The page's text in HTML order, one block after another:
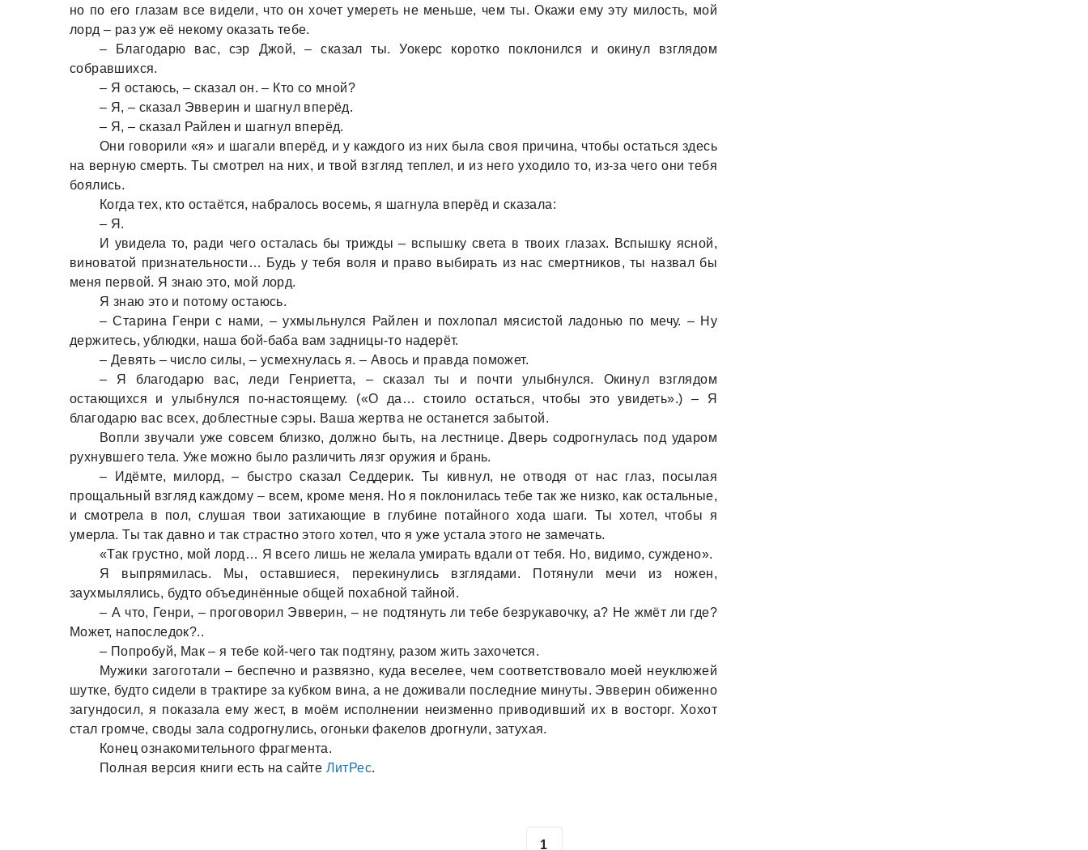
но по его глазам все видели, что он хочет умереть не меньше, чем ты. Окажи ему эту милость, мой
лорд – раз уж её некому оказать тебе.
– Благодарю вас, сэр Джой, – сказал ты. Уокерс коротко поклонился и окинул взглядом
собравшихся.
– Я остаюсь, – сказал он. – Кто со мной?
– Я, – сказал Эвверин и шагнул вперёд.
– Я, – сказал Райлен и шагнул вперёд.
Они говорили «я» и шагали вперёд, и у каждого из них была своя причина, чтобы остаться здесь
на верную смерть. Ты смотрел на них, и твой взгляд теплел, и из него уходило то, из-за чего они тебя
боялись.
Когда тех, кто остаётся, набралось восемь, я шагнула вперёд и сказала:
– Я.
И увидела то, ради чего осталась бы трижды – вспышку света в твоих глазах. Вспышку ясной,
виноватой признательности… Будь у тебя воля и право выбирать из нас смертников, ты назвал бы
меня первой. Я знаю это, мой лорд.
Я знаю это и потому остаюсь.
– Старина Генри с нами, – ухмыльнулся Райлен и похлопал мясистой ладонью по мечу. – Ну
держитесь, ублюдки, наша бой-баба вам задницы-то надерёт.
– Девять – число силы, – усмехнулась я. – Авось и правда поможет.
– Я благодарю вас, леди Генриетта, – сказал ты и почти улыбнулся. Окинул взглядом
остающихся и улыбнулся по-настоящему. («О да… стоило остаться, чтобы это увидеть».) – Я
благодарю вас всех, доблестные сэры. Ваша жертва не останется забытой.
Вопли звучали уже совсем близко, должно быть, на лестнице. Дверь содрогнулась под ударом
рухнувшего тела. Уже можно было различить лязг оружия и брань.
– Идёмте, милорд, – быстро сказал Седдерик. Ты кивнул, не отводя от нас глаз, посылая
прощальный взгляд каждому – всем, кроме меня. Но я поклонилась тебе так же низко, как остальные,
и смотрела в пол, слушая твои затихающие в глубине потайного хода шаги. Ты хотел, чтобы я
умерла. Ты так давно и так страстно этого хотел, что я уже устала этого не замечать.
«Так грустно, мой лорд… Я всего лишь не желала умирать вдали от тебя. Но, видимо, суждено».
Я выпрямилась. Мы, оставшиеся, перекинулись взглядами. Потянули мечи из ножен,
заухмылялись, будто объединённые общей похабной тайной.
– А что, Генри, – проговорил Эвверин, – не подтянуть ли тебе безрукавочку, а? Не жмёт ли где?
Может, напоследок?..
– Попробуй, Мак – я тебе кой-чего так подтяну, разом жить захочется.
Мужики загоготали – беспечно и развязно, куда веселее, чем соответствовало моей неуклюжей
шутке, будто сидели в трактире за кубком вина, а не доживали последние минуты. Эвверин обиженно
загундосил, я показала ему жест, в моём исполнении неизменно приводивший их в восторг. Хохот
стал громче, своды зала содрогнулись, огоньки факелов дрогнули, затухая.
Конец ознакомительного фрагмента.
Полная версия книги есть на сайте ЛитРес.